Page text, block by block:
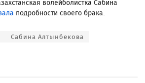
волейболистка Сабина
подробности своего брака.
Сабина Алтынбекова